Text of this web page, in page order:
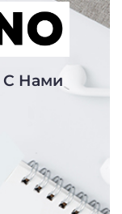
С Нами